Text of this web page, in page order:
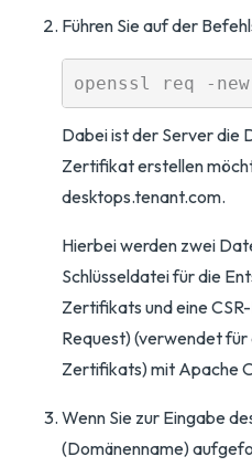
Führen Sie auf der
Dabei ist der Server die
Zertifikat erstellen
desktops.tenant.com.
Hierbei werden zwei
Schlüsseldatei für die
Zertifikats und eine
Request) (verwendet für
Zertifikats) mit Apache
Wenn Sie zur Eingabe
(Domänenname)